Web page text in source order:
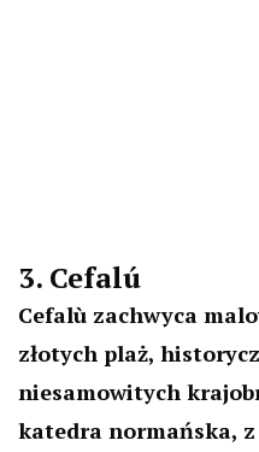
3. Cefalú
Cefalù zachwyca
złotych plaż,
niesamowitych
katedra normańska,